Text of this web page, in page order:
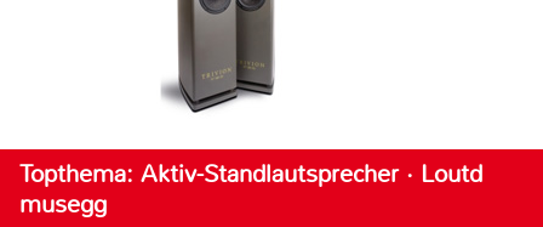
Topthema: Aktiv-Standlautsprecher · Loutd
musegg